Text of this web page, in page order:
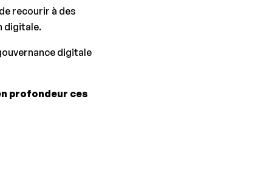
recourir à des
digitale.
digitale
profondeur ces